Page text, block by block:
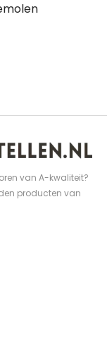
van A-kwaliteit?
producten van